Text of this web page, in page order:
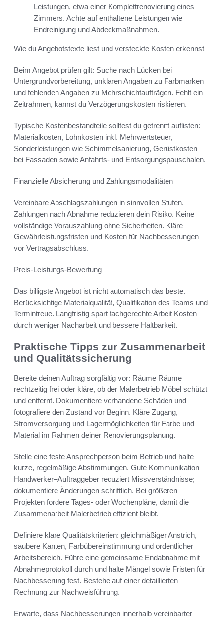
Leistungen, etwa einer Komplettrenovierung eines
Zimmers. Achte auf enthaltene Leistungen wie
Endreinigung und Abdeckmaßnahmen.
Wie du Angebotstexte liest und versteckte Kosten erkennst
Beim Angebot prüfen gilt: Suche nach Lücken bei
Untergrundvorbereitung, unklaren Angaben zu Farbmarken
und fehlenden Angaben zu Mehrschichtaufträgen. Fehlt ein
Zeitrahmen, kannst du Verzögerungskosten riskieren.
Typische Kostenbestandteile solltest du getrennt auflisten:
Materialkosten, Lohnkosten inkl. Mehrwertsteuer,
Sonderleistungen wie Schimmelsanierung, Gerüstkosten
bei Fassaden sowie Anfahrts- und Entsorgungspauschalen.
Finanzielle Absicherung und Zahlungsmodalitäten
Vereinbare Abschlagszahlungen in sinnvollen Stufen.
Zahlungen nach Abnahme reduzieren dein Risiko. Keine
vollständige Vorauszahlung ohne Sicherheiten. Kläre
Gewährleistungsfristen und Kosten für Nachbesserungen
vor Vertragsabschluss.
Preis-Leistungs-Bewertung
Das billigste Angebot ist nicht automatisch das beste.
Berücksichtige Materialqualität, Qualifikation des Teams und
Termintreue. Langfristig spart fachgerechte Arbeit Kosten
durch weniger Nacharbeit und bessere Haltbarkeit.
Praktische Tipps zur Zusammenarbeit
und Qualitätssicherung
Bereite deinen Auftrag sorgfältig vor: Räume Räume
rechtzeitig frei oder kläre, ob der Malerbetrieb Möbel schützt
und entfernt. Dokumentiere vorhandene Schäden und
fotografiere den Zustand vor Beginn. Kläre Zugang,
Stromversorgung und Lagermöglichkeiten für Farbe und
Material im Rahmen deiner Renovierungsplanung.
Stelle eine feste Ansprechperson beim Betrieb und halte
kurze, regelmäßige Abstimmungen. Gute Kommunikation
Handwerker–Auftraggeber reduziert Missverständnisse;
dokumentiere Änderungen schriftlich. Bei größeren
Projekten fordere Tages- oder Wochenpläne, damit die
Zusammenarbeit Malerbetrieb effizient bleibt.
Definiere klare Qualitätskriterien: gleichmäßiger Anstrich,
saubere Kanten, Farbübereinstimmung und ordentlicher
Arbeitsbereich. Führe eine gemeinsame Endabnahme mit
Abnahmeprotokoll durch und halte Mängel sowie Fristen für
Nachbesserung fest. Bestehe auf einer detaillierten
Rechnung zur Nachweisführung.
Erwarte, dass Nachbesserungen innerhalb vereinbarter